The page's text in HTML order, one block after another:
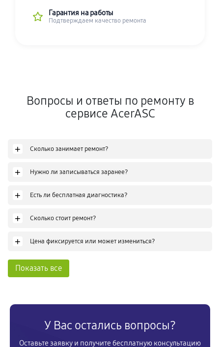
Гарантия на работы
Подтверждаем качество ремонта
Вопросы и ответы по ремонту в
сервисе AcerASC
+ Сколько занимает ремонт?
+ Нужно ли записываться заранее?
+ Есть ли бесплатная диагностика?
+ Сколько стоит ремонт?
+ Цена фиксируется или может измениться?
Показать все
У Вас остались вопросы?
Оставьте заявку и получите бесплатную консультацию